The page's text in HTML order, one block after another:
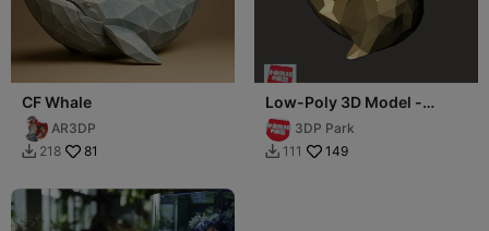
CF Whale
AR3DP
 218 81
Low-Poly 3D Model -
whale 低面數-鯨魚
3DP Park
 111 149